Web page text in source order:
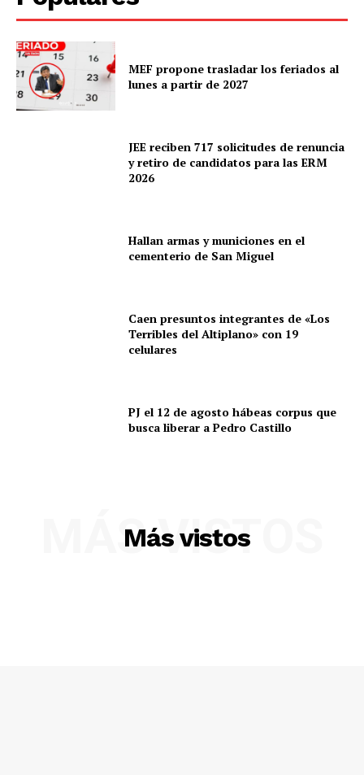
MEF propone trasladar los feriados al
lunes a partir de 2027
JEE reciben 717 solicitudes de renuncia
y retiro de candidatos para las ERM
2026
Hallan armas y municiones en el
cementerio de San Miguel
Caen presuntos integrantes de «Los
Terribles del Altiplano» con 19
celulares
PJ el 12 de agosto hábeas corpus que
busca liberar a Pedro Castillo
Más vistos
MÁS VISTOS